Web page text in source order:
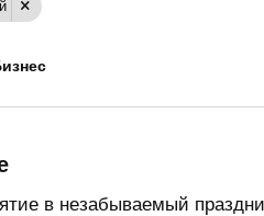
в незабываемый